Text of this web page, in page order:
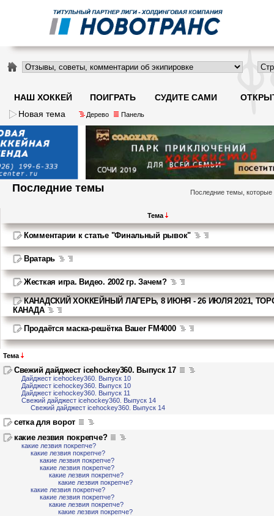
НАШ ХОККЕЙ ПОИГРАТЬ СУДИТЕ САМИ
Новая тема
Дерево Панель
Последние темы Последние темы,
Тема
Комментарии к статье "Финальный рывок"
Вратарь
Жесткая игра. Видео. 2002 гр. Зачем?
КАНАДСКИЙ ХОККЕЙНЫЙ ЛАГЕРЬ, 8 ИЮНЯ - 26 ИЮЛЯ 2021,
КАНАДА
Продаётся маска-решётка Bauer FM4000
Тема
Свежий дайджест icehockey360. Выпуск 17
Дайджест icehockey360. Выпуск 10
Дайджест icehockey360. Выпуск 10
Дайджест icehockey360. Выпуск 11
Свежий дайджест icehockey360. Выпуск 14
Свежий дайджест icehockey360. Выпуск 14
сетка для ворот
какие лезвия покрепче?
какие лезвия покрепче?
какие лезвия покрепче?
какие лезвия покрепче?
какие лезвия покрепче?
какие лезвия покрепче?
какие лезвия покрепче?
какие лезвия покрепче?
какие лезвия покрепче?
какие лезвия покрепче?
какие лезвия покрепче?